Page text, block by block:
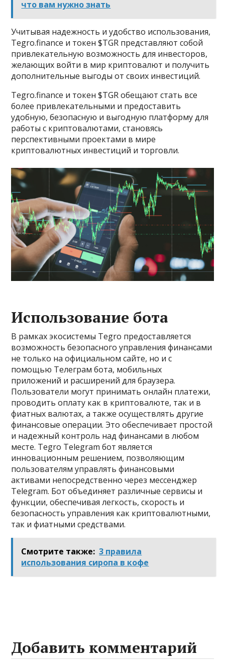
что вам нужно знать
Учитывая надежность и удобство использования,
Tegro.finance и токен $TGR представляют собой
привлекательную возможность для инвесторов,
желающих войти в мир криптовалют и получить
дополнительные выгоды от своих инвестиций.
Tegro.finance и токен $TGR обещают стать все
более привлекательными и предоставить
удобную, безопасную и выгодную платформу для
работы с криптовалютами, становясь
перспективными проектами в мире
криптовалютных инвестиций и торговли.
Использование бота
В рамках экосистемы Tegro предоставляется
возможность безопасного управления финансами
не только на официальном сайте, но и с
помощью Телеграм бота, мобильных
приложений и расширений для браузера.
Пользователи могут принимать онлайн платежи,
проводить оплату как в криптовалюте, так и в
фиатных валютах, а также осуществлять другие
финансовые операции. Это обеспечивает простой
и надежный контроль над финансами в любом
месте. Tegro Telegram бот является
инновационным решением, позволяющим
пользователям управлять финансовыми
активами непосредственно через мессенджер
Telegram. Бот объединяет различные сервисы и
функции, обеспечивая легкость, скорость и
безопасность управления как криптовалютными,
так и фиатными средствами.
Смотрите также: 3 правила
использования сиропа в кофе
Добавить комментарий